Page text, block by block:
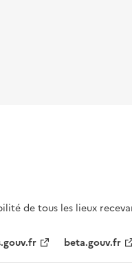
de tous les lieux
beta.gouv.fr